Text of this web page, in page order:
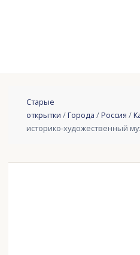
Старые
открытки /Города /Россия /
историко-художественный